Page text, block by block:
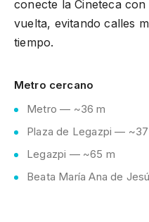
conecte la Cineteca
vuelta, evitando calles
tiempo.
Metro cercano
Metro — ~36 m
Plaza de Legazpi —
Legazpi — ~65 m
Beata María Ana de